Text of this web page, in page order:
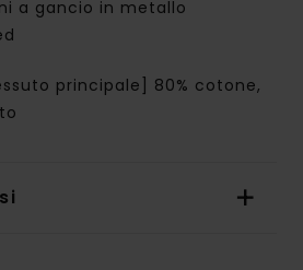
a gancio in metallo
principale] 80% cotone,